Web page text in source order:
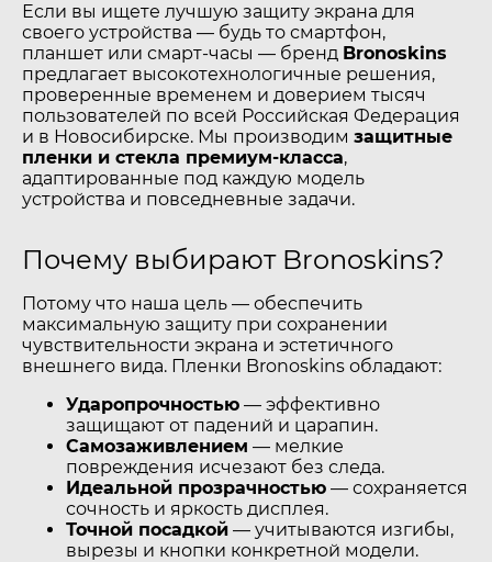
Если вы ищете лучшую защиту экрана для
своего устройства — будь то смартфон,
планшет или смарт-часы — бренд Bronoskins
предлагает высокотехнологичные решения,
проверенные временем и доверием тысяч
пользователей по всей Российская Федерация
и в Новосибирске. Мы производим защитные
пленки и стекла премиум-класса,
адаптированные под каждую модель
устройства и повседневные задачи.
Почему выбирают Bronoskins?
Потому что наша цель — обеспечить
максимальную защиту при сохранении
чувствительности экрана и эстетичного
внешнего вида. Пленки Bronoskins обладают:
Ударопрочностью — эффективно
защищают от падений и царапин.
Самозаживлением — мелкие
повреждения исчезают без следа.
Идеальной прозрачностью — сохраняется
сочность и яркость дисплея.
Точной посадкой — учитываются изгибы,
вырезы и кнопки конкретной модели.